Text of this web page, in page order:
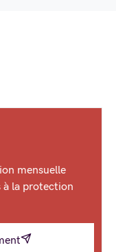
mensuelle
à la protection